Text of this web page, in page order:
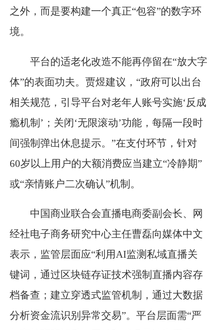
之外，而是要构建一个真正“包容”的数字环
境。
平台的适老化改造不能再停留在“放大字
体”的表面功夫。贾煜建议，“政府可以出台
相关规范，引导平台对老年人账号实施‘反成
瘾机制’；关闭‘无限滚动’功能，每隔一段时
间强制弹出休息提示。”在支付环节，针对
60岁以上用户的大额消费应当建立“冷静期”
或“亲情账户二次确认”机制。
中国商业联合会直播电商委副会长、网
经社电子商务研究中心主任曹磊向媒体中文
表示，监管层面应“利用AI监测私域直播关
键词，通过区块链存证技术强制直播内容存
档备查；建立穿透式监管机制，通过大数据
分析资金流识别异常交易”。平台层面需“严